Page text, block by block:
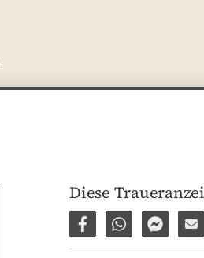
Diese
Auf Facebook teilen
Per Per